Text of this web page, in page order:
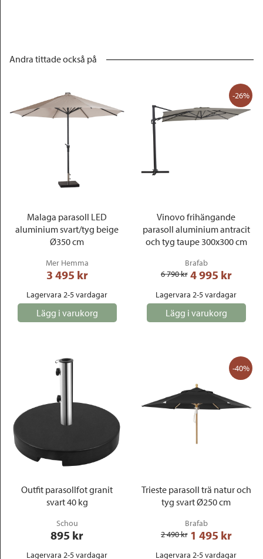
Andra tittade också på
Malaga parasoll LED
aluminium svart/tyg beige
Ø350 cm
Mer Hemma
3 495 kr
Lagervara 2-5 vardagar
Lägg i varukorg
-26%
Vinovo frihängande
parasoll aluminium antracit
och tyg taupe 300x300 cm
Brafab
6 790 kr 4 995 kr
Lagervara 2-5 vardagar
Lägg i varukorg
Outfit parasollfot granit
svart 40 kg
Schou
895 kr
Lagervara 2-5 vardagar
-40%
Trieste parasoll trä natur och
tyg svart Ø250 cm
Brafab
2 490 kr 1 495 kr
Lagervara 2-5 vardagar